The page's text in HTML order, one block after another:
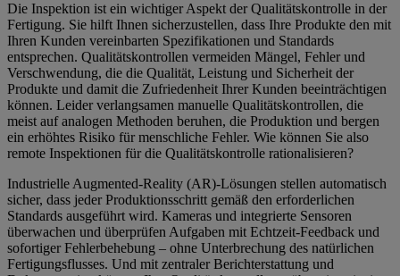
Die Inspektion ist ein wichtiger Aspekt der Qualitätskontrolle in der
Fertigung. Sie hilft Ihnen sicherzustellen, dass Ihre Produkte den mit
Ihren Kunden vereinbarten Spezifikationen und Standards
entsprechen. Qualitätskontrollen vermeiden Mängel, Fehler und
Verschwendung, die die Qualität, Leistung und Sicherheit der
Produkte und damit die Zufriedenheit Ihrer Kunden beeinträchtigen
können. Leider verlangsamen manuelle Qualitätskontrollen, die
meist auf analogen Methoden beruhen, die Produktion und bergen
ein erhöhtes Risiko für menschliche Fehler. Wie können Sie also
remote Inspektionen für die Qualitätskontrolle rationalisieren?
Industrielle Augmented-Reality (AR)-Lösungen stellen automatisch
sicher, dass jeder Produktionsschritt gemäß den erforderlichen
Standards ausgeführt wird. Kameras und integrierte Sensoren
überwachen und überprüfen Aufgaben mit Echtzeit-Feedback und
sofortiger Fehlerbehebung – ohne Unterbrechung des natürlichen
Fertigungsflusses. Und mit zentraler Berichterstattung und